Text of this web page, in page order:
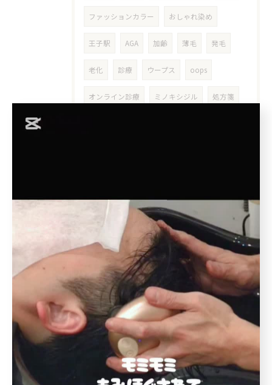
ファッションカラー おしゃれ染め
王子駅 AGA 加齢 薄毛 発毛
老化 診療 ウープス oops
オンライン診療 ミノキシジル 処方箋
アウトバストリートメント
洗い流さないトリートメント
ボタニエンス 枝毛 北池袋
板橋本町 クレンジング
クレンジングシャンプー 皮膜
シリコン シリコーン ホームケア
インバストリートメント
当日予約OK